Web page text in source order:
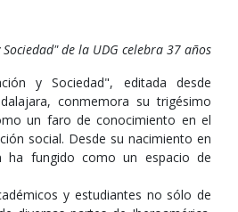
de la UDG celebra 37 años
y Sociedad", editada desde
conmemora su trigésimo
un faro de conocimiento en el
social. Desde su nacimiento en
ha fungido como un espacio de
y estudiantes no sólo de